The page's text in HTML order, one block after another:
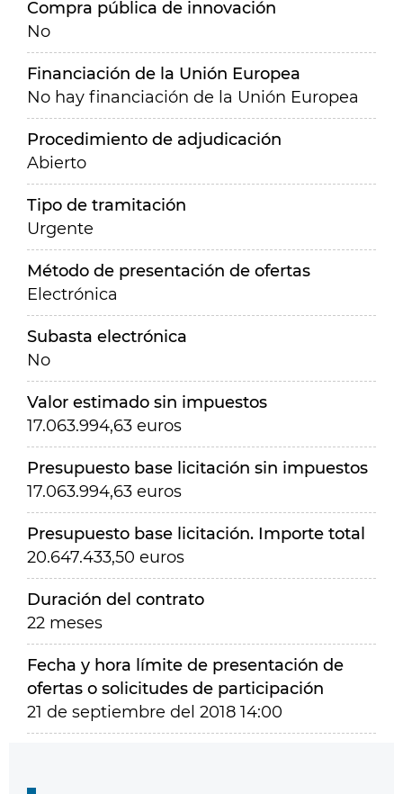
Compra pública de innovación
No
Financiación de la Unión Europea
No hay financiación de la Unión Europea
Procedimiento de adjudicación
Abierto
Tipo de tramitación
Urgente
Método de presentación de ofertas
Electrónica
Subasta electrónica
No
Valor estimado sin impuestos
17.063.994,63 euros
Presupuesto base licitación sin impuestos
17.063.994,63 euros
Presupuesto base licitación. Importe total
20.647.433,50 euros
Duración del contrato
22 meses
Fecha y hora límite de presentación de
ofertas o solicitudes de participación
21 de septiembre del 2018 14:00